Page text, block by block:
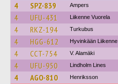
4 SPZ-839 Ampers
4 UFU-431 Liikenne Vuorela
4 RKZ-194 Turkubus
4 HGG-612 Hyvinkään Liikenne
4 CCT-754 V. Alamäki
4 UFU-950 Lindholm Lines
4 AGO-810 Henriksson